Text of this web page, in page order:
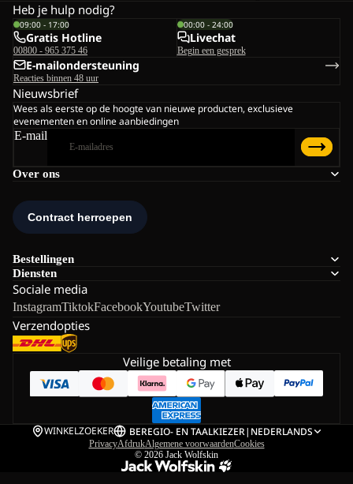
Over ons
Bestellingen
Diensten
Sociale media
InstagramTiktokFacebookYoutubeTwitter
Verzendopties
Heb je hulp nodig?
09:00 - 17:00
Gratis Hotline
00800 - 965 375 46
00:00 - 24:00
Livechat
Begin een gesprek
E-mailondersteuning
Reacties binnen 48 uur
Nieuwsbrief
Wees als eerste op de hoogte van nieuwe producten, exclusieve
evenementen en online aanbiedingen
E-mail
Veilige betaling met
WINKELZOEKER BEREGIO- EN TAALKIEZER| NEDERLANDS
PrivacyAfdrukAlgemene voorwaardenCookies
© 2026 Jack Wolfskin